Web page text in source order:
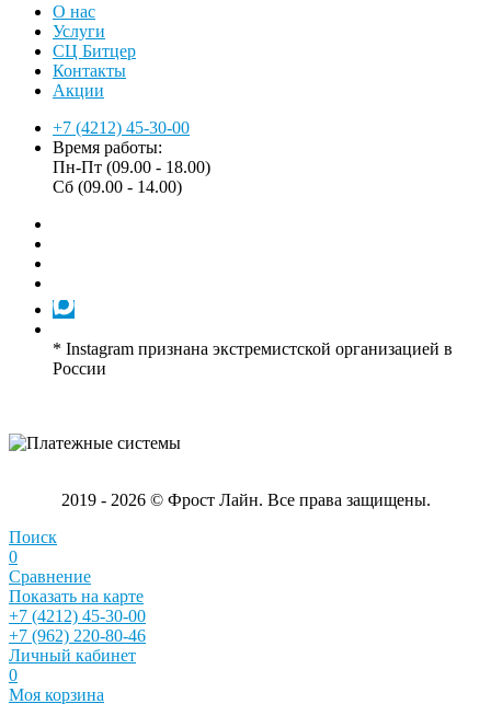
О нас
Услуги
СЦ Битцер
Контакты
Акции
+7 (4212) 45-30-00
Время работы:
Пн-Пт (09.00 - 18.00)
Сб (09.00 - 14.00)
* Instagram признана экстремистской организацией в
России
2019 - 2026 © Фрост Лайн. Все права защищены.
Поиск
0
Сравнение
Показать на карте
+7 (4212) 45-30-00
+7 (962) 220-80-46
Личный кабинет
0
Моя корзина